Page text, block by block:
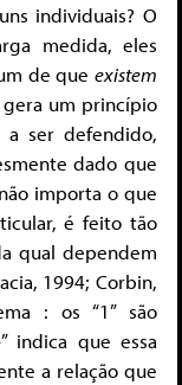
individuais? O
medida, eles
de que existem
um princípio
ser defendido,
dado que
importa o que
é feito tão
qual dependem
1994; Corbin,
: os “1” são
indica que essa
a relação que